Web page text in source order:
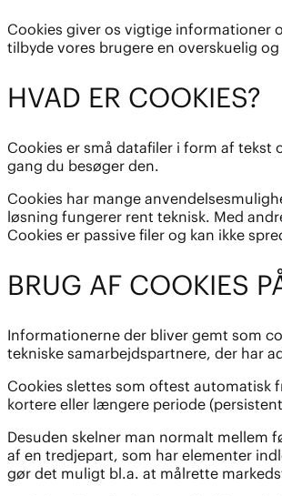
Cookies giver os vigtige informationer
tilbyde vores brugere en overskuelig
HVAD ER COOKIES?
Cookies er små datafiler i form af
gang du besøger den.
Cookies har mange
løsning fungerer rent teknisk. Med
Cookies er passive filer og kan ikke
BRUG AF COOKIES
Informationerne der bliver gemt som
tekniske samarbejdspartnere, der har
Cookies slettes som oftest automatisk
kortere eller længere periode
Desuden skelner man normalt mellem
af en tredjepart, som har elementer
gør det muligt bl.a. at målrette